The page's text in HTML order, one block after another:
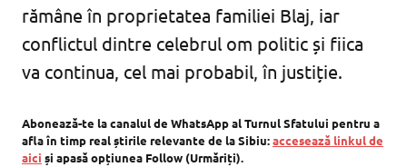
rămâne în proprietatea familiei Blaj, iar
conflictul dintre celebrul om politic și fiica
va continua, cel mai probabil, în justiție.
Abonează-te la canalul de WhatsApp al Turnul Sfatului pentru a
afla în timp real știrile relevante de la Sibiu:accesează linkul de
aici și apasă opțiunea Follow (Urmăriți).